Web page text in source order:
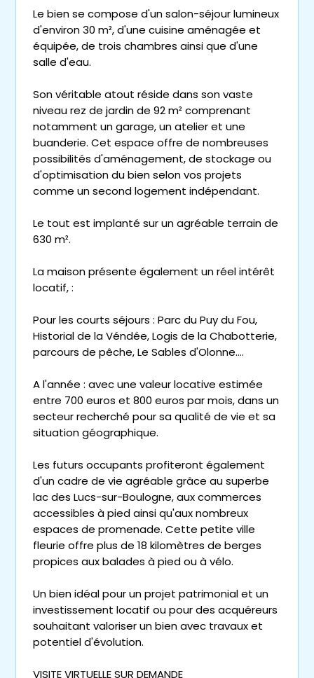
Le bien se compose d'un salon-séjour lumineux
d'environ 30 m², d'une cuisine aménagée et
équipée, de trois chambres ainsi que d'une
salle d'eau.
Son véritable atout réside dans son vaste
niveau rez de jardin de 92 m² comprenant
notamment un garage, un atelier et une
buanderie. Cet espace offre de nombreuses
possibilités d'aménagement, de stockage ou
d'optimisation du bien selon vos projets
comme un second logement indépendant.
Le tout est implanté sur un agréable terrain de
630 m².
La maison présente également un réel intérêt
locatif, :
Pour les courts séjours : Parc du Puy du Fou,
Historial de la Véndée, Logis de la Chabotterie,
parcours de pêche, Le Sables d'Olonne....
A l'année : avec une valeur locative estimée
entre 700 euros et 800 euros par mois, dans un
secteur recherché pour sa qualité de vie et sa
situation géographique.
Les futurs occupants profiteront également
d'un cadre de vie agréable grâce au superbe
lac des Lucs-sur-Boulogne, aux commerces
accessibles à pied ainsi qu'aux nombreux
espaces de promenade. Cette petite ville
fleurie offre plus de 18 kilomètres de berges
propices aux balades à pied ou à vélo.
Un bien idéal pour un projet patrimonial et un
investissement locatif ou pour des acquéreurs
souhaitant valoriser un bien avec travaux et
potentiel d'évolution.
VISITE VIRTUELLE SUR DEMANDE